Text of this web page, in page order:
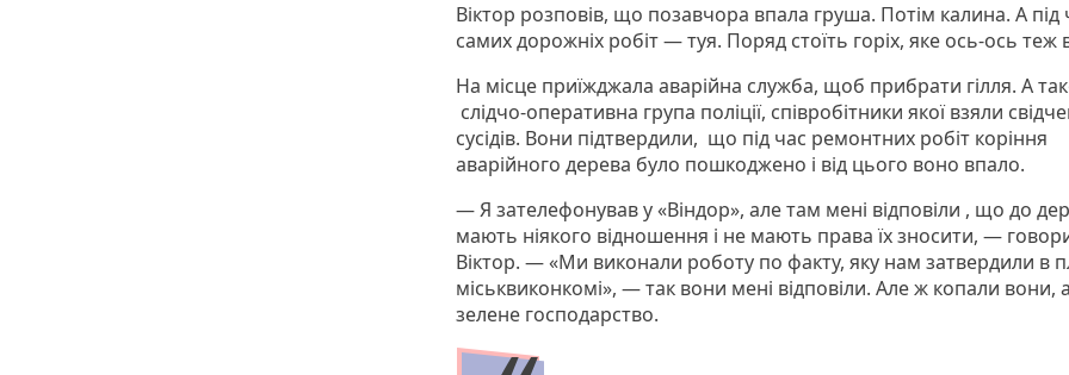
Віктор розповів, що позавчора впала груша. Потім калина. А під
самих дорожніх робіт — туя. Поряд стоїть горіх, яке ось-ось теж
На місце приїжджала аварійна служба, щоб прибрати гілля. А
слідчо-оперативна група поліції, співробітники якої взяли
сусідів. Вони підтвердили, що під час ремонтних робіт коріння
аварійного дерева було пошкоджено і від цього воно впало.
— Я зателефонував у «Віндор», але там мені відповіли , що до
мають ніякого відношення і не мають права їх зносити, —
Віктор. — «Ми виконали роботу по факту, яку нам затвердили в
міськвиконкомі», — так вони мені відповіли. Але ж копали вони,
зелене господарство.